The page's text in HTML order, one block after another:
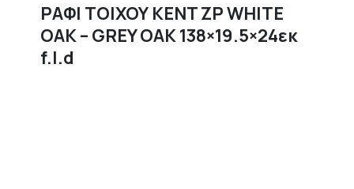
ΡΑΦΙ ΤΟΙΧΟΥ KENT ZP WHITE
OAK – GREY OAK 138×19.5×24εκ
f.l.d